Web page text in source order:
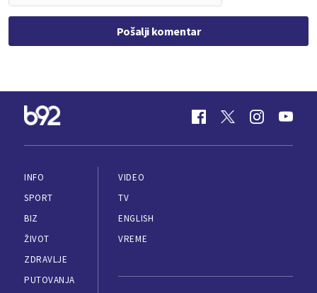
Pošalji komentar
INFO
SPORT
BIZ
ŽIVOT
ZDRAVLJE
PUTOVANJA
VIDEO
TV
ENGLISH
VREME